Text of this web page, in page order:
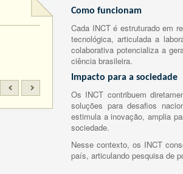
Como funcionam
Cada INCT é estruturado em
tecnológica, articulada a
colaborativa potencializa a
ciência brasileira.
Impacto para a sociedade
Os INCT contribuem
soluções para desafios
estimula a inovação, amplia
sociedade.
Nesse contexto, os INCT
país, articulando pesquisa de